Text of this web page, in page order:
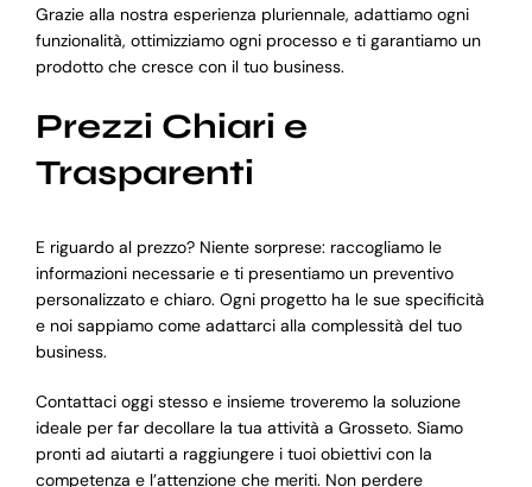
Grazie alla nostra esperienza pluriennale, adattiamo ogni
funzionalità, ottimizziamo ogni processo e ti garantiamo un
prodotto che cresce con il tuo business.
Prezzi Chiari e
Trasparenti
E riguardo al prezzo? Niente sorprese: raccogliamo le
informazioni necessarie e ti presentiamo un preventivo
personalizzato e chiaro. Ogni progetto ha le sue specificità
e noi sappiamo come adattarci alla complessità del tuo
business.
Contattaci oggi stesso e insieme troveremo la soluzione
ideale per far decollare la tua attività a Grosseto. Siamo
pronti ad aiutarti a raggiungere i tuoi obiettivi con la
competenza e l’attenzione che meriti. Non perdere